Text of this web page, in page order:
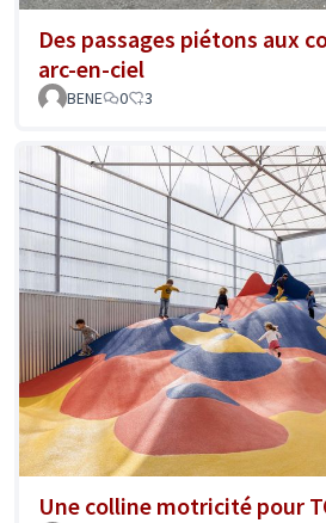
Des passages piétons aux
arc-en-ciel
BENE 0 3
Une colline motricité pour